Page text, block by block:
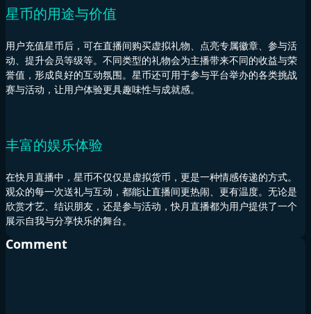
星币的用途与价值
用户充值星币后，可在直播间购买虚拟礼物、点亮专属徽章、参与活
动、提升会员等级等。不同类型的礼物会为主播带来不同的收益与荣
誉值，形成良好的互动氛围。星币还可用于参与平台举办的各类挑战
赛与活动，让用户体验更具趣味性与成就感。
丰富的娱乐体验
在快月直播中，星币不仅仅是虚拟货币，更是一种情感传递的方式。
观众的每一次送礼与互动，都能让直播间更热闹、更有温度。无论是
欣赏才艺、结识朋友，还是参与活动，快月直播都为用户提供了一个
展示自我与分享快乐的舞台。
Comment